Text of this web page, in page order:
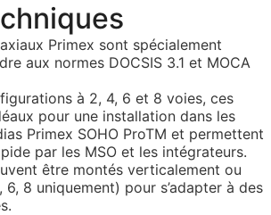
Primex sont spécialement
aux normes DOCSIS 3.1 et MOCA
à 2, 4, 6 et 8 voies, ces
pour une installation dans les
Primex SOHO ProTM et permettent
par les MSO et les intégrateurs.
être montés verticalement ou
8 uniquement) pour s’adapter à des